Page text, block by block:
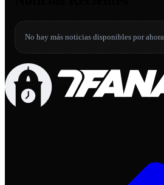
No hay más noticias disponibles por ahora.